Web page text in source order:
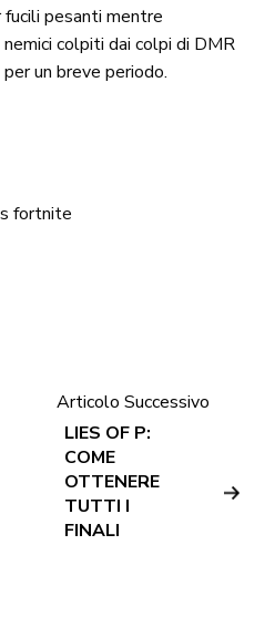
pesanti mentre
colpiti dai colpi di DMR
un breve periodo.
fortnite
Articolo Successivo
LIES OF P:
COME
OTTENERE
TUTTI I
FINALI